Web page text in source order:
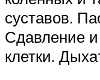
суставов.
Сдавление и
клетки.